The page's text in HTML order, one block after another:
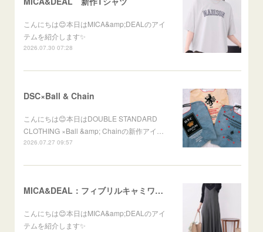
こんにちは😊本日はMICA&amp;DEALのアイ
テムを紹介します✨
2026.07.30 07:28
DSC×Ball & Chain
こんにちは😊本日はDOUBLE STANDARD
CLOTHING ×Ball &amp; Chainの新作アイ…
2026.07.27 09:57
MICA&DEAL：フィブリルキャミワンピース
こんにちは😊本日はMICA&amp;DEALのアイ
テムを紹介します✨